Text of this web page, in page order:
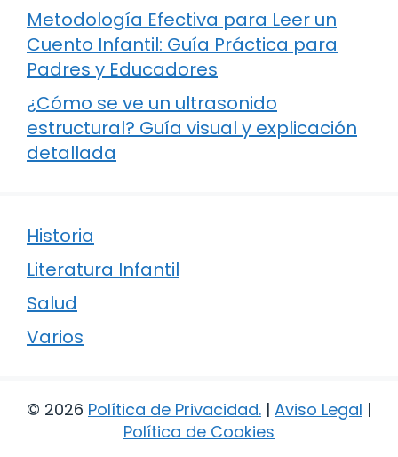
Metodología Efectiva para Leer un
Cuento Infantil: Guía Práctica para
Padres y Educadores
¿Cómo se ve un ultrasonido
estructural? Guía visual y explicación
detallada
Historia
Literatura Infantil
Salud
Varios
© 2026 Política de Privacidad. | Aviso Legal |
Política de Cookies